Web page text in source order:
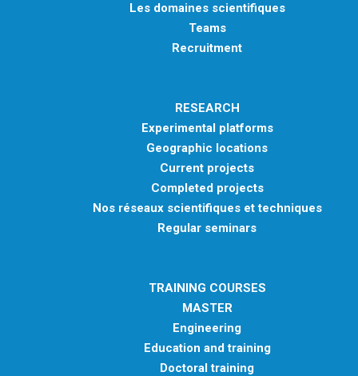
Les domaines scientifiques
Teams
Recruitment
RESEARCH
Experimental platforms
Geographic locations
Current projects
Completed projects
Nos réseaux scientifiques et techniques
Regular seminars
TRAINING COURSES
MASTER
Engineering
Education and training
Doctoral training